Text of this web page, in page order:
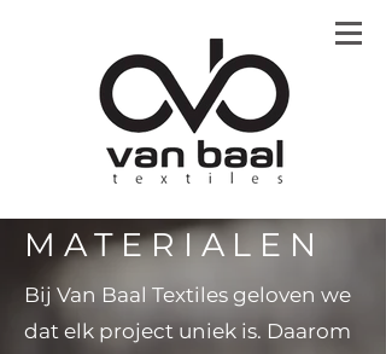
MATERIALEN
Bij Van Baal Textiles geloven we
dat elk project uniek is. Daarom